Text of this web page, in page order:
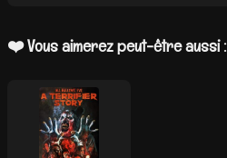
❤️ Vous aimerez peut-être aussi :